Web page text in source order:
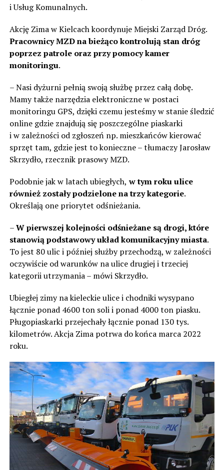
i Usług Komunalnych.
Akcję Zima w Kielcach koordynuje Miejski Zarząd Dróg.
Pracownicy MZD na bieżąco kontrolują stan dróg
poprzez patrole oraz przy pomocy kamer
monitoringu.
– Nasi dyżurni pełnią swoją służbę przez całą dobę.
Mamy także narzędzia elektroniczne w postaci
monitoringu GPS, dzięki czemu jesteśmy w stanie śledzić
online gdzie znajdują się poszczególne piaskarki
i w zależności od zgłoszeń np. mieszkańców kierować
sprzęt tam, gdzie jest to konieczne – tłumaczy Jarosław
Skrzydło, rzecznik prasowy MZD.
Podobnie jak w latach ubiegłych, w tym roku ulice
również zostały podzielone na trzy kategorie.
Określają one priorytet odśnieżania.
–W pierwszej kolejności odśnieżane są drogi, które
stanowią podstawowy układ komunikacyjny miasta.
To jest 80 ulic i później służby przechodzą, w zależności
oczywiście od warunków na ulice drugiej i trzeciej
kategorii utrzymania – mówi Skrzydło.
Ubiegłej zimy na kieleckie ulice i chodniki wysypano
łącznie ponad 4600 ton soli i ponad 4000 ton piasku.
Pługopiaskarki przejechały łącznie ponad 130 tys.
kilometrów. Akcja Zima potrwa do końca marca 2022
roku.